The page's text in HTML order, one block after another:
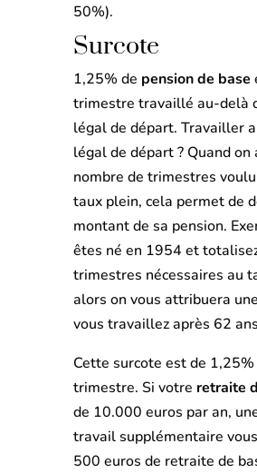
50%).
Surcote
1,25% de pension de base
trimestre travaillé au-delà
légal de départ. Travailler
légal de départ ? Quand on
nombre de trimestres
taux plein, cela permet de
montant de sa pension.
êtes né en 1954 et
trimestres nécessaires au
alors on vous attribuera une
vous travaillez après 62
Cette surcote est de
trimestre. Si votre retraite
de 10.000 euros par an,
travail supplémentaire
500 euros de retraite de